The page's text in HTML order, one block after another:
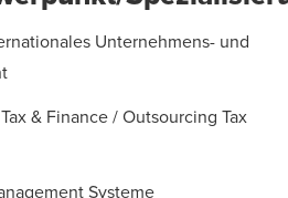
Unternehmens- und
& Finance / Outsourcing Tax
Systeme